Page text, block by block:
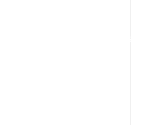
RÉPERTOIRE